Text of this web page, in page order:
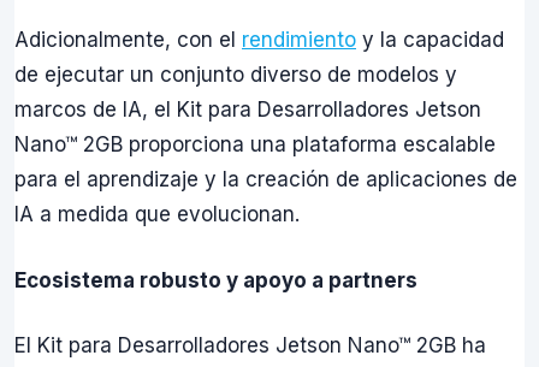
Adicionalmente, con el rendimiento y la capacidad
de ejecutar un conjunto diverso de modelos y
marcos de IA, el Kit para Desarrolladores Jetson
Nano™ 2GB proporciona una plataforma escalable
para el aprendizaje y la creación de aplicaciones de
IA a medida que evolucionan.
Ecosistema robusto y apoyo a partners
El Kit para Desarrolladores Jetson Nano™ 2GB ha